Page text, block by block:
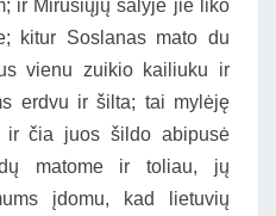
ir Mirusiųjų šalyje jie liko
kitur Soslanas mato du
vienu zuikio kailiuku ir
erdvu ir šilta; tai mylėję
ir čia juos šildo abipusė
matome ir toliau, jų
įdomu, kad lietuvių